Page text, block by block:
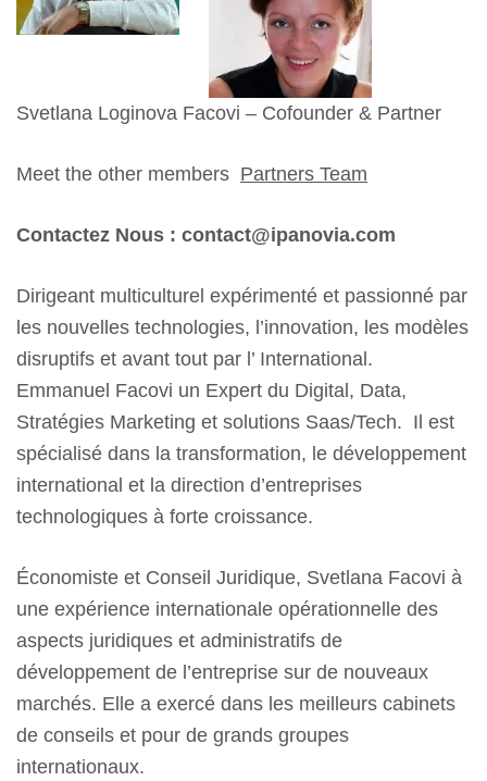
Svetlana Loginova Facovi – Cofounder & Partner
Meet the other members Partners Team
Contactez Nous : contact@ipanovia.com
Dirigeant multiculturel expérimenté et passionné par
les nouvelles technologies, l’innovation, les modèles
disruptifs et avant tout par l’ International.
Emmanuel Facovi un Expert du Digital, Data,
Stratégies Marketing et solutions Saas/Tech. Il est
spécialisé dans la transformation, le développement
international et la direction d’entreprises
technologiques à forte croissance.
Économiste et Conseil Juridique, Svetlana Facovi à
une expérience internationale opérationnelle des
aspects juridiques et administratifs de
développement de l’entreprise sur de nouveaux
marchés. Elle a exercé dans les meilleurs cabinets
de conseils et pour de grands groupes
internationaux.